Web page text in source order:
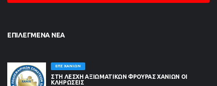
ΕΠΙΛΕΓΜΈΝΑ ΝΈΑ
ΕΠΣ ΧΑΝΊΩΝ
ΣΤΗ ΛΈΣΧΗ ΑΞΙΩΜΑΤΙΚΏΝ ΦΡΟΥΡΆΣ ΧΑΝΊΩΝ ΟΙ
ΚΛΗΡΏΣΕΙΣ